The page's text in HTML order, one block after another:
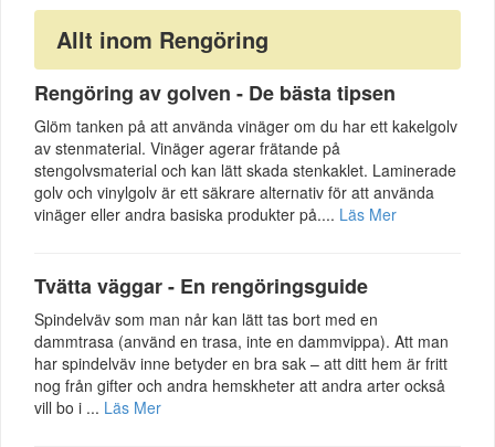
Allt inom Rengöring
Rengöring av golven - De bästa tipsen
Glöm tanken på att använda vinäger om du har ett kakelgolv
av stenmaterial. Vinäger agerar frätande på
stengolvsmaterial och kan lätt skada stenkaklet. Laminerade
golv och vinylgolv är ett säkrare alternativ för att använda
vinäger eller andra basiska produkter på.... Läs Mer
Tvätta väggar - En rengöringsguide
Spindelväv som man når kan lätt tas bort med en
dammtrasa (använd en trasa, inte en dammvippa). Att man
har spindelväv inne betyder en bra sak – att ditt hem är fritt
nog från gifter och andra hemskheter att andra arter också
vill bo i ... Läs Mer